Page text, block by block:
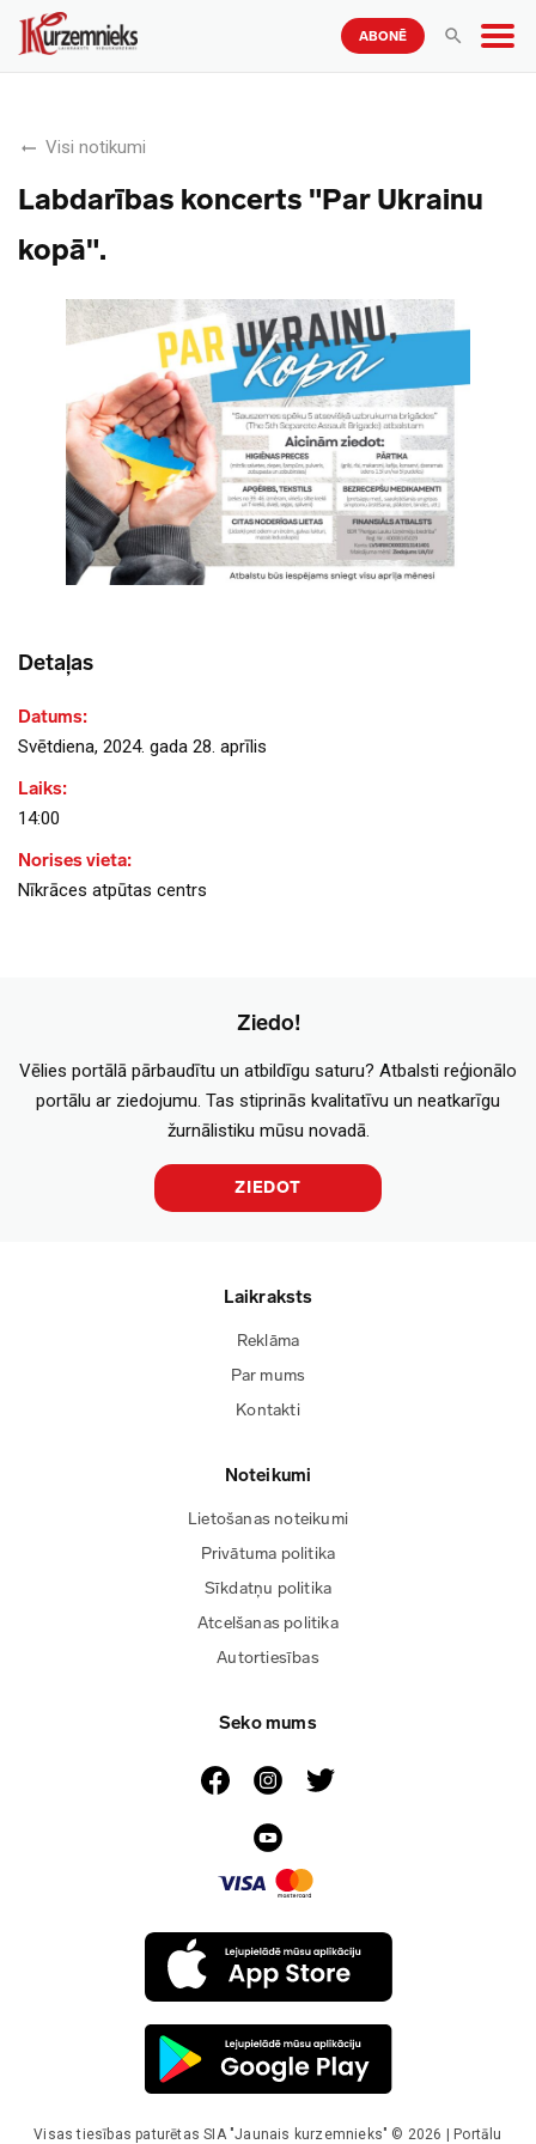
ABONĒ
Visi notikumi
Labdarības koncerts "Par Ukrainu
kopā".
Detaļas
Datums:
Svētdiena, 2024. gada 28. aprīlis
Laiks:
14:00
Norises vieta:
Nīkrāces atpūtas centrs
Ziedo!
Vēlies portālā pārbaudītu un atbildīgu saturu? Atbalsti reģionālo
portālu ar ziedojumu. Tas stiprinās kvalitatīvu un neatkarīgu
žurnālistiku mūsu novadā.
ZIEDOT
Laikraksts
Reklāma
Par mums
Kontakti
Noteikumi
Lietošanas noteikumi
Privātuma politika
Sīkdatņu politika
Atcelšanas politika
Autortiesības
Seko mums
Visas tiesības paturētas SIA "Jaunais kurzemnieks" © 2026 | Portālu